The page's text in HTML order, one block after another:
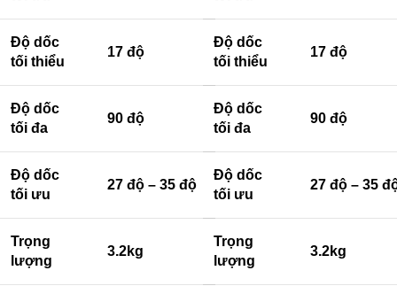
Độ dốc
tối thiểu
17 độ
Độ dốc
tối đa
90 độ
Độ dốc
tối ưu
27 độ – 35 độ
Trọng
lượng
3.2kg
Độ dốc
tối thiểu
17 độ
Độ dốc
tối đa
90 độ
Độ dốc
tối ưu
27 độ – 35
Trọng
lượng
3.2kg